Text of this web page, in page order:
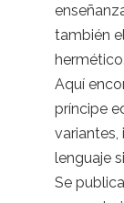
también
hermético.
Aquí
príncipe
variantes,
lenguaje
Se